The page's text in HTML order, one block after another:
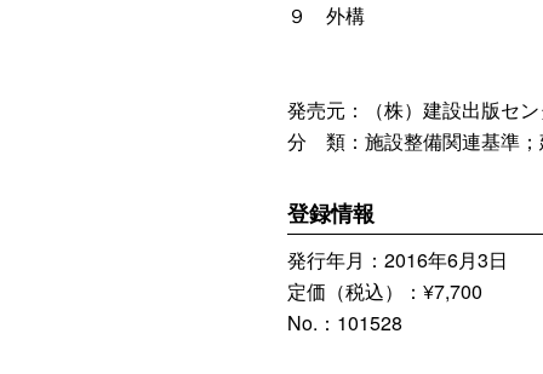
９ 外構
発売元：（株）建設出版セ
分 類：施設整備関連基準；
登録情報
発行年月：2016年6月3日
定価（税込）：¥7,700
No.：101528